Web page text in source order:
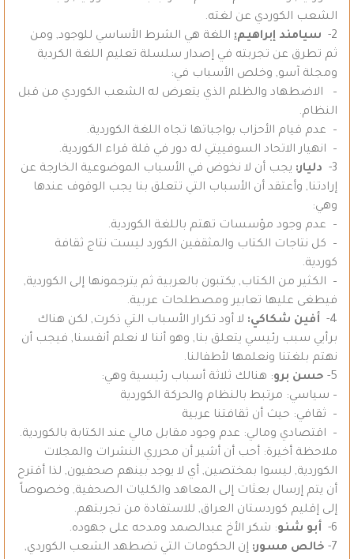
الشعب الكوردي عن لغته.
2-
سيامند إبراهيم: اللغة هي الشرط الأساسي للوجود, ومن
ثم تطرق عن تجربته في إصدار سلسلة تعليم اللغة الكردية
ومجلة آسو, وخلص الأسباب في:
– الاضطهاد والظلم الذي يتعرض له الشعب الكوردي من قبل
النظام.
– عدم قيام الأحزاب بواجباتها تجاه اللغة الكوردية.
– انهيار الاتحاد السوفييتي له دور في قلة قراء الكوردية.
3-
دليار: يجب أن لا نخوض في الأسباب الموضوعية الخارجة عن
إرادتنا, وأعتقد أن الأسباب التي تتعلق بنا يجب الوقوف عندها
وهي:
– عدم وجود مؤسسات تهتم باللغة الكوردية.
– كل نتاجات الكتاب والمثقفين الكورد ليست نتاج ثقافة
كوردية.
– الكثير من الكتاب, يكتبون بالعربية ثم يترجمونها إلى الكوردية,
فيطغى عليها تعابير ومصطلحات عربية.
4-
أفين شكاكي: لا أود تكرار الأسباب التي ذكرت, لكن هناك
برأيي سبب رئيسي يتعلق بنا, وهو أننا لا نعلم أنفسنا, فيجب أن
نهتم بلغتنا ونعلمها لأطفالنا.
5-
حسن برو: هنالك ثلاثة أسباب رئيسية وهي:
– سياسي: مرتبط بالنظام والحركة الكوردية
– ثقافي: حيث أن ثقافتنا عربية
– اقتصادي ومالي: عدم وجود مقابل مالي عند الكتابة بالكوردية.
ملاحظة أخيرة: أحب أن أشير أن محرري النشرات والمجلات
الكوردية, ليسوا بمختصين, أي لا يوجد بينهم صحفيون, لذا أقترح
أن يتم إرسال بعثات إلى المعاهد والكليات الصحفية, وخصوصاً
إلى إقليم كوردستان العراق, للاستفادة من تجربتهم.
6-
أبو شنو: شكر الأخ عبدالصمد ومدحه على جهوده.
7-
خالص مسور: إن الحكومات التي تضطهد الشعب الكوردي,